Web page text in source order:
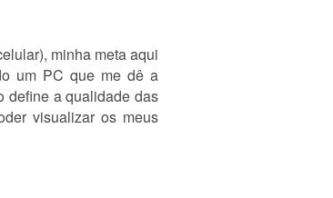
minha meta aqui
um PC que me dê a
define a qualidade das
visualizar os meus